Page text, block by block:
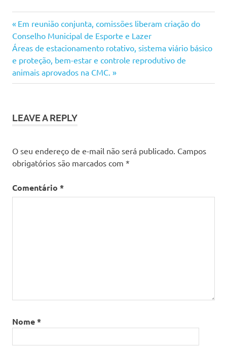
Navegação
de
Post
Previous
Post:
Em reunião conjunta, comissões liberam criação do
Conselho Municipal de Esporte e Lazer
Next
Post:
Áreas de estacionamento rotativo, sistema viário básico
e proteção, bem-estar e controle reprodutivo de
animais aprovados na CMC.
LEAVE A REPLY
O seu endereço de e-mail não será publicado. Campos
obrigatórios são marcados com *
Comentário *
Nome*